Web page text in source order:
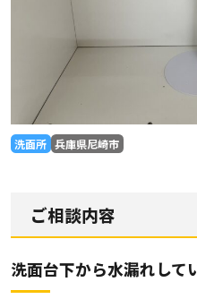
洗面所 兵庫県尼崎市
ご相談内容
洗面台下から水漏れして